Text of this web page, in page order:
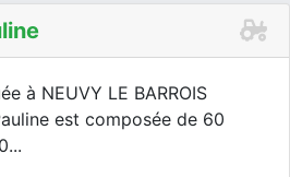
à NEUVY LE BARROIS
est composée de 60